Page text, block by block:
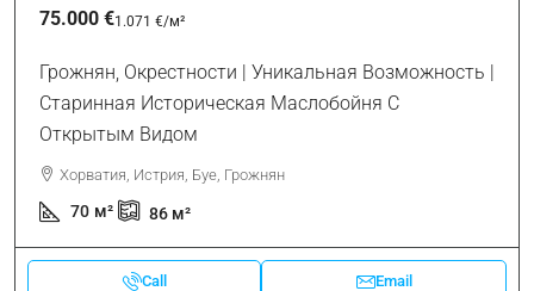
75.000 €1.071 €/м²
Грожнян, Окрестности | Уникальная Возможность |
Старинная Историческая Маслобойня С
Открытым Видом
Хорватия, Истрия, Буе, Грожнян
70 м² 86 м²
Call Email